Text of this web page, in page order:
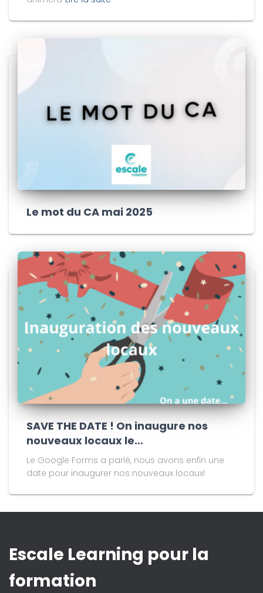
Le mot du CA mai 2025
SAVE THE DATE ! On inaugure nos
nouveaux locaux le…
Le Google Forms a parlé, nous avons enfin une
date pour inaugurer nos nouveaux locaux!
Escale Learning pour la
formation